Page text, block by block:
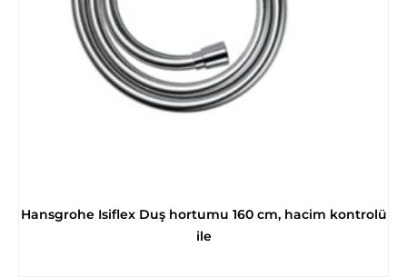
Hansgrohe Isiflex Duş hortumu 160 cm, hacim kontrolü
ile